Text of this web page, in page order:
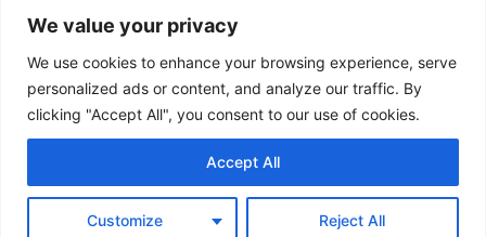
We value your privacy
We use cookies to enhance your browsing experience, serve
personalized ads or content, and analyze our traffic. By
clicking "Accept All", you consent to our use of cookies.
Customize Reject All
Accept All
Contabilitatii” sunt detinute de persoana fizica
autorizata Adrian Benta.
Adresa: Bucuresti, Sector 5, Str. Aleea Posada, Nr
8, Bl 31, Ap 19, cod postal 051414
Cod fiscal RO 22886383
Tel: 021. 776 90 18; Fax: 0311.043.869; Mobil: 0765
216 760; 0723 530 139 ; 0740 031 795
Tel ANPC – Bucuresti : 0800/080999